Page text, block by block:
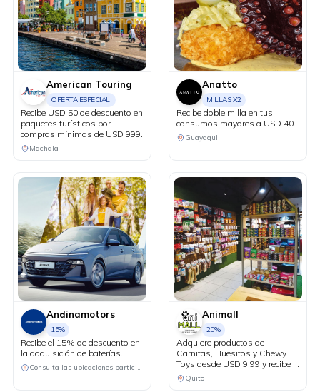
American Touring
OFERTA ESPECIAL.
Recibe USD 50 de descuento en
paquetes turísticos por
compras mínimas de USD 999.
Machala
Anatto
MILLAS X2
Recibe doble milla en tus
consumos mayores a USD 40.
Guayaquil
Andinamotors
15%
Recibe el 15% de descuento en
la adquisición de baterías.
Consulta las ubicaciones participantes
Animall
20%
Adquiere productos de
Carnitas, Huesitos y Chewy
Toys desde USD 9.99 y recibe el
20% de descuento en tu factura
al pagar con tu tarjeta Diners
Quito